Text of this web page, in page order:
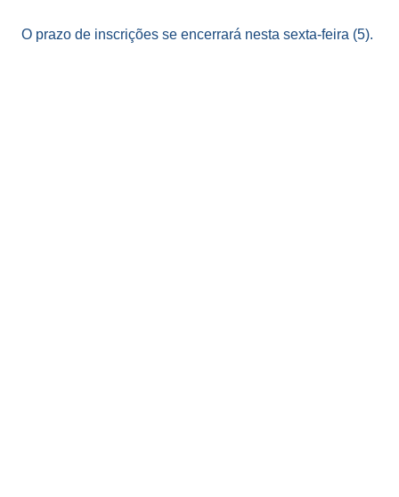
O prazo de inscrições se encerrará nesta sexta-feira (5).